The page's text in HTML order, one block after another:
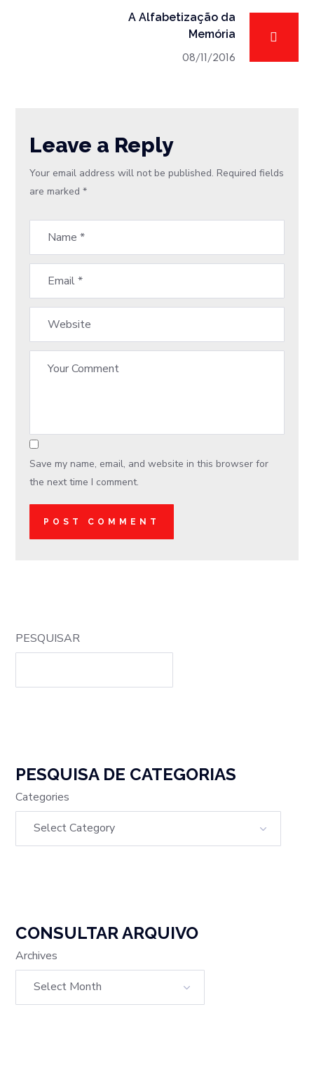
A Alfabetização da
Memória
08/11/2016
Leave a Reply
Your email address will not be published. Required fields
are marked*
Save my name, email, and website in this browser for
the next time I comment.
PESQUISAR
PESQUISA DE CATEGORIAS
Categories
CONSULTAR ARQUIVO
Archives